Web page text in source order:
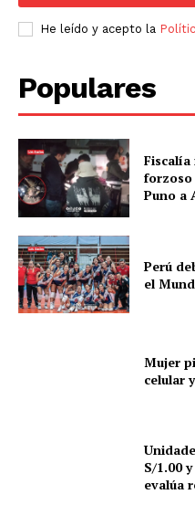
He leído y acepto la
Populares
Puno a
Perú
el
Mujer
celular
S/1.00
evalúa